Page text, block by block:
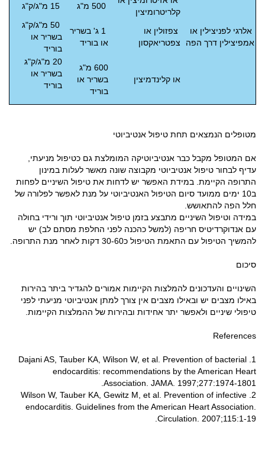
קלריטרומיצין
אלרגי לפניצילין או
אמפיצילין דרך הפה
צפזולין או
צפטריאקסון
1 ג' בשריר
או בוריד
50 מ"ג/ק"ג
בשריר או
בוריד
או קלינדמיצין
600 מ"ג
בשריר או
בוריד
20 מ"ג/ק"ג
בשריר או
בוריד
מטופלים הנמצאים תחת טיפול אנטיביוטי
אם המטופל מקבל כבר אנטיביוטיקה המומלצת גם כטיפול מניעתי,
עדיף לבחור טיפול אנטיביוטי מקבוצה שונה מאשר לעלות במינון
התרופה הקיימת. במידת האפשר יש לדחות את טיפול השיניים לפחות
ב10 ימים ממועד סיום הטיפול האנטיביוטי על מנת לאפשר לפלורה של
חלל הפה להתאושש.
במידה וטיפול השיניים מתבצע בזמן טיפול אנטיביוטי תוך ורידי בחולה
עם אנדוקרדיטיס חריפה (למשל כהכנה לפני החלפת מסתם לב) יש
להמשיך הטיפול עם התאמת הטיפול כ30-60 דקות לאחר מנת התרופה.
סיכום
השינויים והעדכונים להמלצות הקיימות אמורים להגדיר ביתר בהירות
באילו מצבים יש ובאילו מצבים אין צורך למתן אנטיביוטי מניעתי לפני
טיפולי שיניים ולאפשר יתר אחידות ובהירות של ההמלצות הקיימות.
References
1. Dajani AS, Tauber KA, Wilson W, et al. Prevention of bacterial
endocarditis: recommendations by the American Heart
Association. JAMA. 1997;277:1974-1801.
2. Wilson W, Tauber KA, Gewitz M, et al. Prevention of infective
endocarditis. Guidelines from the American Heart Association.
Circulation. 2007;115:1-19.